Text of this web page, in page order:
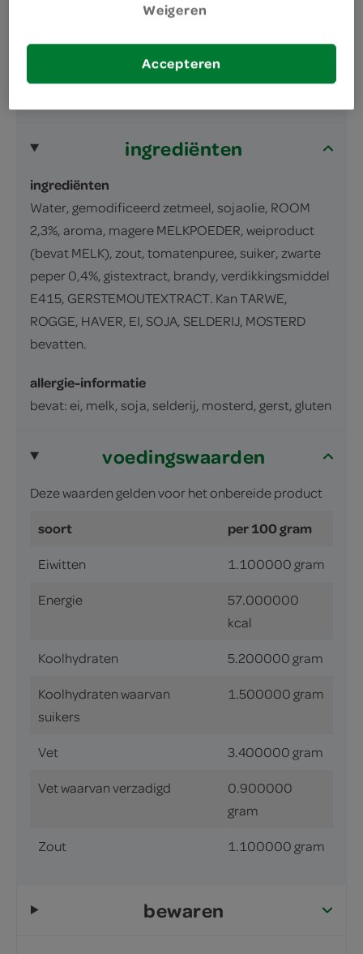
inhoud en gewicht
ingrediënten
ingrediënten
Water, gemodificeerd zetmeel, sojaolie, ROOM
2,3%, aroma, magere MELKPOEDER, weiproduct
(bevat MELK), zout, tomatenpuree, suiker, zwarte
peper 0,4%, gistextract, brandy, verdikkingsmiddel
E415, GERSTEMOUTEXTRACT. Kan TARWE,
ROGGE, HAVER, EI, SOJA, SELDERIJ, MOSTERD
bevatten.
allergie-informatie
bevat: ei, melk, soja, selderij, mosterd, gerst, gluten
voedingswaarden
Deze waarden gelden voor het onbereide product
soort per 100 gram
Eiwitten 1.100000 gram
Energie
57.000000
kcal
Koolhydraten 5.200000 gram
Koolhydraten waarvan
suikers
1.500000 gram
Vet 3.400000 gram
Vet waarvan verzadigd
0.900000
gram
Zout 1.100000 gram
bewaren
Weigeren
Accepteren